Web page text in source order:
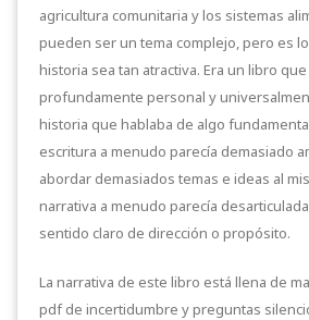
agricultura comunitaria y los sistemas
pueden ser un tema complejo, pero es
historia sea tan atractiva. Era un libro
profundamente personal y
historia que hablaba de algo
escritura a menudo parecía demasiado
abordar demasiados temas e ideas al
narrativa a menudo parecía
sentido claro de dirección o propósito.
La narrativa de este libro está llena de
pdf de incertidumbre y preguntas